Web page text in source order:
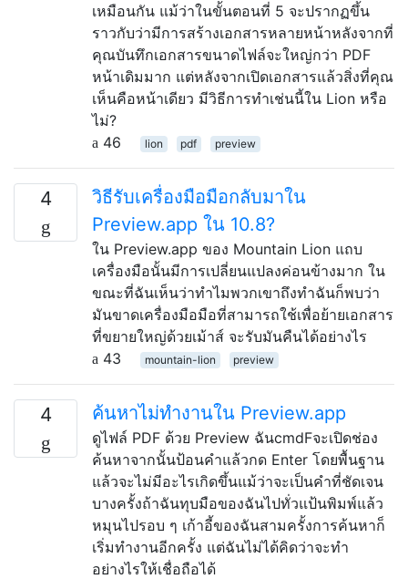
เหมือนกัน แม้ว่าในขั้นตอนที่ 5 จะปรากฏขึ้น
ราวกับว่ามีการสร้างเอกสารหลายหน้าหลังจากที่
คุณบันทึกเอกสารขนาดไฟล์จะใหญ่กว่า PDF
หน้าเดิมมาก แต่หลังจากเปิดเอกสารแล้วสิ่งที่คุณ
เห็นคือหน้าเดียว มีวิธีการทำเช่นนี้ใน Lion หรือ
ไม่?
46
lion pdf preview
4
วิธีรับเครื่องมือมือกลับมาใน
Preview.app ใน 10.8?
ใน Preview.app ของ Mountain Lion แถบ
เครื่องมือนั้นมีการเปลี่ยนแปลงค่อนข้างมาก ใน
ขณะที่ฉันเห็นว่าทำไมพวกเขาถึงทำฉันก็พบว่า
มันขาดเครื่องมือมือที่สามารถใช้เพื่อย้ายเอกสาร
ที่ขยายใหญ่ด้วยเม้าส์ จะรับมันคืนได้อย่างไร
43
mountain-lion preview
4 ค้นหาไม่ทำงานใน Preview.app
ดูไฟล์ PDF ด้วย Preview ฉันcmdFจะเปิดช่อง
ค้นหาจากนั้นป้อนคำแล้วกด Enter โดยพื้นฐาน
แล้วจะไม่มีอะไรเกิดขึ้นแม้ว่าจะเป็นคำที่ชัดเจน
บางครั้งถ้าฉันทุบมือของฉันไปทั่วแป้นพิมพ์แล้ว
หมุนไปรอบ ๆ เก้าอี้ของฉันสามครั้งการค้นหาก็
เริ่มทำงานอีกครั้ง แต่ฉันไม่ได้คิดว่าจะทำ
อย่างไรให้เชื่อถือได้